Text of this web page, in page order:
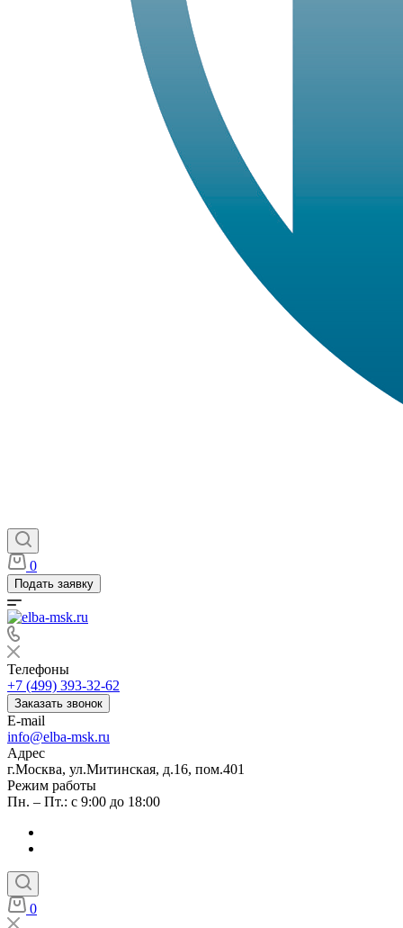
0
Подать заявку
Телефоны
+7 (499) 393-32-62
Заказать звонок
E-mail
info@elba-msk.ru
Адрес
г.Москва, ул.Митинская, д.16, пом.401
Режим работы
Пн. – Пт.: с 9:00 до 18:00
0